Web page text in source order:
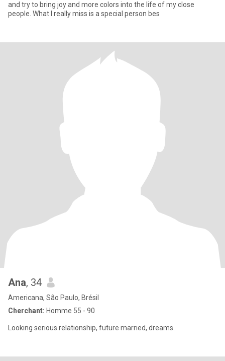
and try to bring joy and more colors into the life of my close
people. What I really miss is a special person bes
Ana, 34
Americana, São Paulo, Brésil
Cherchant: Homme 55 - 90
Looking serious relationship, future married, dreams.